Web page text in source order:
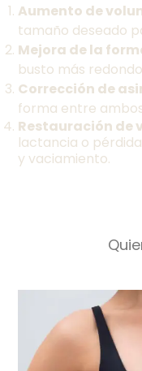
Aumento de
tamaño deseado
Mejora de la
busto más
Corrección de
forma entre
Restauración de
lactancia o
y vaciamiento.